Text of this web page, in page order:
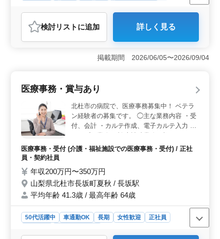
おすすめポイント
＜働きやすい環境＞ 残業少なめの勤務環境で、業務後
の時間も確保しやすい職場です。長期的に安定して働き
ながら、これまでの経験を活かして業務に取り組めま
す。 ＜経験を活かせる＞ 調剤薬局での受付事務や
活躍できます。 ＜通勤＋待遇充実＞ 無料駐車場を
環境です。社会保険など福利厚生も整っており、安心し
て長く働ける環境です。
検討リスト に追加 詳しく見る
掲載期間 2026/06/05〜2026/09/04
医療事務・賞与あり
北杜市の病院で、医療事務募集中！ ベテラ
ン経験者の募集です。 ◯主な業務内容 ・受
付、会計 ・カルテ作成、電子カルテ入力 ・
OK！お気軽にご応募ください！ ※マイカー
い！
医療事務・受付 (介護・福祉施設での医療事務・受付) / 正社
員・契約社員
年収200万円〜350万円
山梨県北杜市長坂町夏秋 / 長坂駅
平均年齢 41.3歳 / 最高年齢 64歳
50代活躍中 車通勤OK 長期 女性歓迎
正社員